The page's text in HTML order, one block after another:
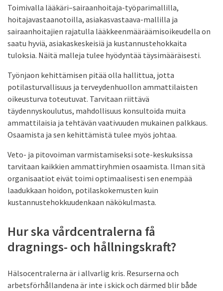
Toimivalla lääkäri–sairaanhoitaja-työparimallilla,
hoitajavastaanotoilla, asiakasvastaava-mallilla ja
sairaanhoitajien rajatulla lääkkeenmääräämisoikeudella on
saatu hyviä, asiakaskeskeisiä ja kustannustehokkaita
tuloksia. Näitä malleja tulee hyödyntää täysimääräisesti.
Työnjaon kehittämisen pitää olla hallittua, jotta
potilasturvallisuus ja terveydenhuollon ammattilaisten
oikeusturva toteutuvat. Tarvitaan riittävä
täydennyskoulutus, mahdollisuus konsultoida muita
ammattilaisia ja tehtävän vaativuuden mukainen palkkaus.
Osaamista ja sen kehittämistä tulee myös johtaa.
Veto- ja pitovoiman varmistamiseksi sote-keskuksissa
tarvitaan kaikkien ammattiryhmien osaamista. Ilman sitä
organisaatiot eivät toimi optimaalisesti sen enempää
laadukkaan hoidon, potilaskokemusten kuin
kustannustehokkuudenkaan näkökulmasta.
Hur ska vårdcentralerna få
dragnings- och hållningskraft?
Hälsocentralerna är i allvarlig kris. Resurserna och
arbetsförhållandena är inte i skick och därmed blir både